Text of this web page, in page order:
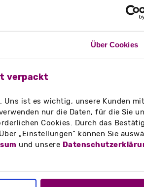
Über Cookies
verpackt
Uns ist es wichtig, unsere Kunden
nur die Daten, für die Sie
Cookies. Durch das
„Einstellungen“ können Sie
und unsere